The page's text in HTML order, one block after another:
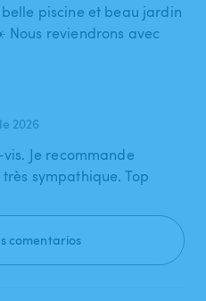
piscine et beau jardin
reviendrons avec
2026
Je recommande
sympathique. Top
comentarios